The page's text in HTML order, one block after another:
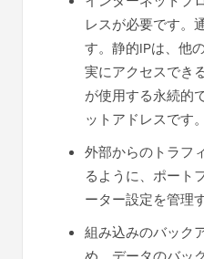
レスが必要です。
す。静的IPは、他
実にアクセスでき
が使用する永続的
ットアドレスです。
外部からのトラフ
るように、ポート
ーター設定を管理
組み込みのバック